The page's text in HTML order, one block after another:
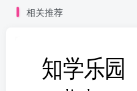
相关推荐